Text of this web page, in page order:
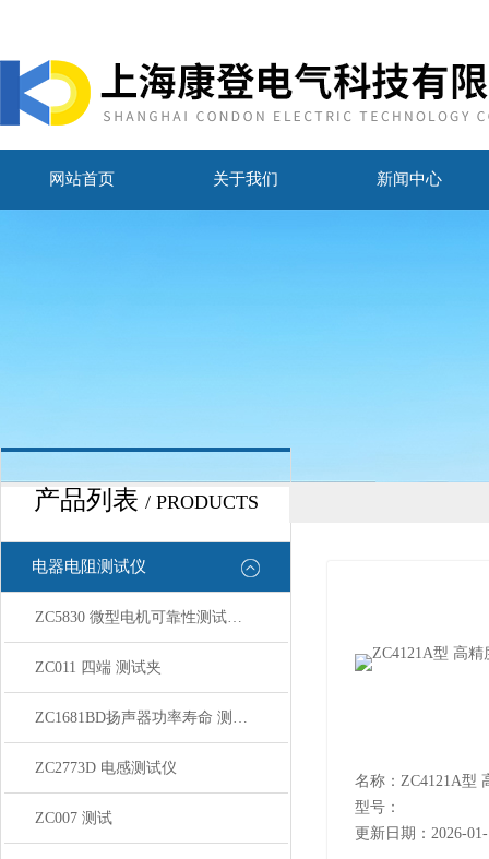
网站首页 关于我们 新闻中心
产品列表 / PRODUCTS
电器电阻测试仪
ZC5830 微型电机可靠性测试系统
ZC011 四端 测试夹
ZC1681BD扬声器功率寿命 测试系统
ZC2773D 电感测试仪
ZC007 测试
型号：
更新日期：2026-